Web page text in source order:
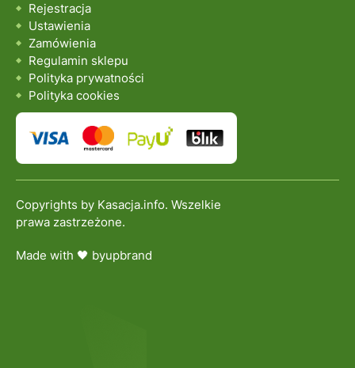
Rejestracja
Ustawienia
Zamówienia
Regulamin sklepu
Polityka prywatności
Polityka cookies
Copyrights by Kasacja.info. Wszelkie
prawa zastrzeżone.
Made with 🖤 byupbrand